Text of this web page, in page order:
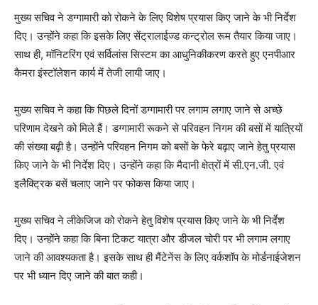
मुख्य सचिव ने डग्गामारी को रोकने के लिए विशेष प्रयास किए जाने के भी निर्देश
दिए। उन्होंने कहा कि इसके लिए सेंट्रालाईज्ड कन्ट्रोल रूम तैयार किया जाए।
साथ ही, मॉनिटरिंग एवं सर्विलांस सिस्टम का आधुनिकीकरण करते हुए एनपीआर
कैमरा इंस्टॉलेशन कार्य में तेजी लायी जाए।
मुख्य सचिव ने कहा कि पिछले दिनों डग्गामारी पर लगाम लगाए जाने से अच्छे
परिणाम देखने को मिले हैं। डग्गामारी रूकने से परिवहन निगम की बसों में यात्रियों
की संख्या बढ़ी है। उन्होंने परिवहन निगम को बसों के फेरे बढ़ाए जाने हेतु प्रयास
किए जाने के भी निर्देश दिए। उन्होंने कहा कि मैदानी क्षेत्रों में सी.एन.जी. एवं
इलैक्ट्रिक बसें चलाए जाने पर फोकस किया जाए।
मुख्य सचिव ने लीकेजिज को रोकने हेतु विशेष प्रयास किए जाने के भी निर्देश
दिए। उन्होंने कहा कि बिना टिकट यात्रा और डीजल चोरी पर भी लगाम लगाए
जाने की आवश्यकता है। इसके साथ ही मैंटेनेंस के लिए वर्कशॉप के मोर्डनाईजेशन
पर भी ध्यान दिए जाने की बात कही।